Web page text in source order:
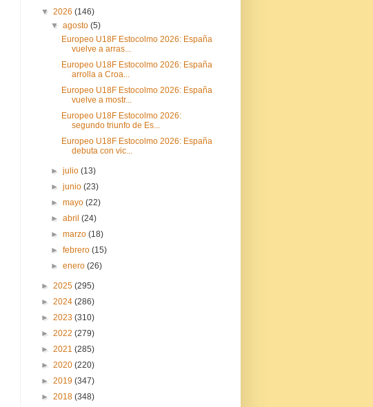
▼ 2026 (146)
▼agosto(5)
Europeo U18F Estocolmo 2026: España
vuelve a arras...
Europeo U18F Estocolmo 2026: España
arrolla a Croa...
Europeo U18F Estocolmo 2026: España
vuelve a mostr...
Europeo U18F Estocolmo 2026:
segundo triunfo de Es...
Europeo U18F Estocolmo 2026: España
debuta con vic...
►julio(13)
►junio(23)
►mayo(22)
►abril(24)
►marzo(18)
►febrero(15)
►enero(26)
► 2025 (295)
► 2024 (286)
► 2023 (310)
► 2022 (279)
► 2021 (285)
► 2020 (220)
► 2019 (347)
► 2018 (348)